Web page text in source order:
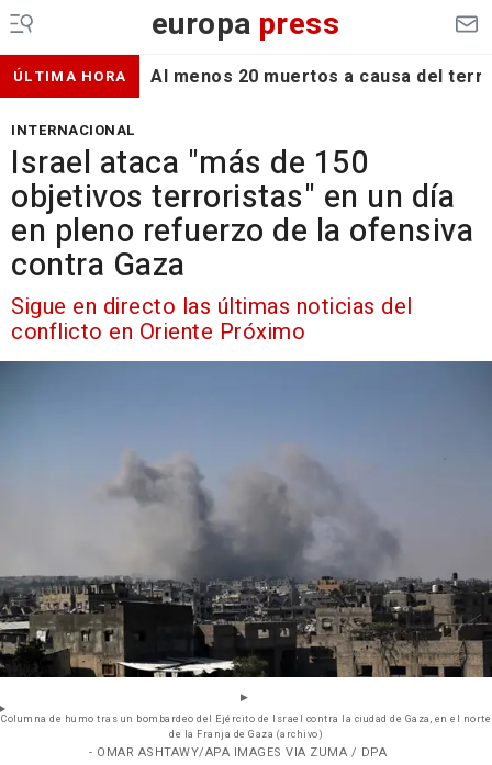
europa press
ÚLTIMA HORA Al menos 20 muertos a causa del
INTERNACIONAL
Israel ataca "más de 150
objetivos terroristas" en un día
en pleno refuerzo de la ofensiva
contra Gaza
Sigue en directo las últimas noticias del
conflicto en Oriente Próximo
Columna de humo tras un bombardeo del Ejército de Israel contra la ciudad de Gaza, en el norte
de la Franja de Gaza (archivo)
- OMAR ASHTAWY/APA IMAGES VIA ZUMA / DPA